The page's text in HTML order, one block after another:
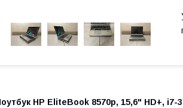
HP EliteBook 8570p, 15,6" HD+, i7-